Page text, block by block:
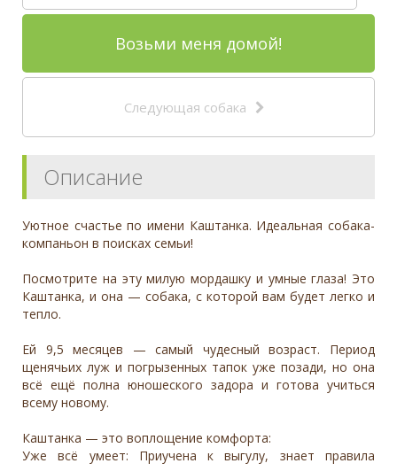
Возьми меня домой!
Следующая собака
Описание
Уютное счастье по имени Каштанка. Идеальная собака-
компаньон в поисках семьи!
Посмотрите на эту милую мордашку и умные глаза! Это
Каштанка, и она — собака, с которой вам будет легко и
тепло.
Ей 9,5 месяцев — самый чудесный возраст. Период
щенячьих луж и погрызенных тапок уже позади, но она
всё ещё полна юношеского задора и готова учиться
всему новому.
Каштанка — это воплощение комфорта:
Уже всё умеет: Приучена к выгулу, знает правила